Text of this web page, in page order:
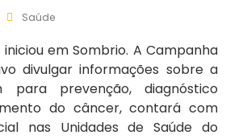
Saúde
em Sombrio. A Campanha
divulgar informações sobre a
para prevenção, diagnóstico
do câncer, contará com
nas Unidades de Saúde do